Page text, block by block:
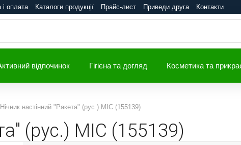
і оплата Каталоги продукції Прайс-лист Приведи друга Контакти
відпочинок Гігієна та догляд Косметика та
Нічник настінний "Ракета" (рус.) MIC (155139)
(рус.) MIC (155139)